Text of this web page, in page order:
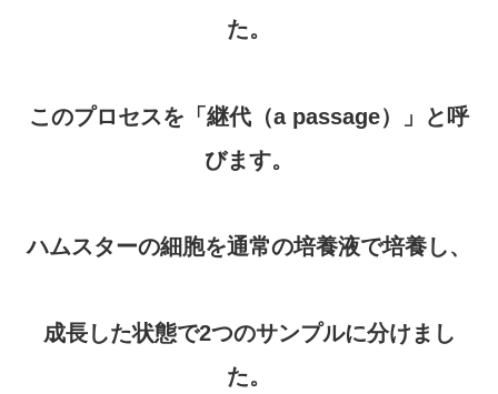
た。
このプロセスを「継代（a passage）」と呼
びます。
ハムスターの細胞を通常の培養液で培養し、
成長した状態で2つのサンプルに分けまし
た。